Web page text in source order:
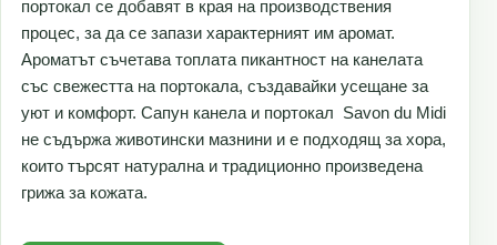
портокал се добавят в края на производствения
процес, за да се запази характерният им аромат.
Ароматът съчетава топлата пикантност на канелата
със свежестта на портокала, създавайки усещане за
уют и комфорт. Сапун канела и портокал Savon du Midi
не съдържа животински мазнини и е подходящ за хора,
които търсят натурална и традиционно произведена
грижа за кожата.